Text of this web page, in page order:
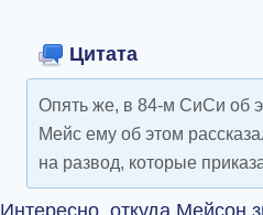
Цитата
Опять же, в 84-м СиСи об
Мейс ему об этом
на развод, которые
Интересно, откуда Мейсон